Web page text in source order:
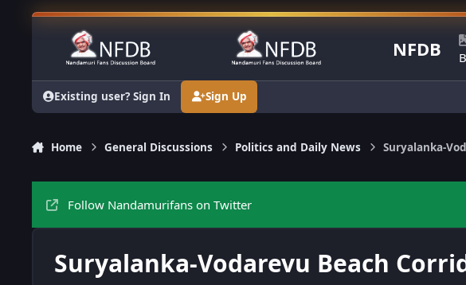
Skip to content
NFDB
Existing user? Sign In Sign Up
Home General Discussions Politics and Daily News Suryalanka-
Follow Nandamurifans on Twitter
Suryalanka-Vodarevu Beach